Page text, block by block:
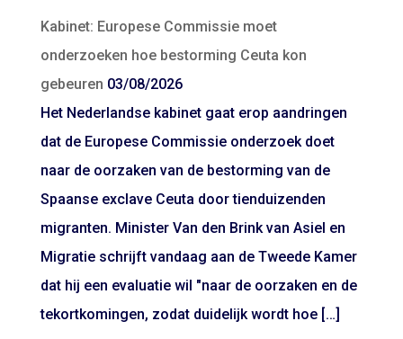
Kabinet: Europese Commissie moet
onderzoeken hoe bestorming Ceuta kon
gebeuren 03/08/2026
Het Nederlandse kabinet gaat erop aandringen
dat de Europese Commissie onderzoek doet
naar de oorzaken van de bestorming van de
Spaanse exclave Ceuta door tienduizenden
migranten. Minister Van den Brink van Asiel en
Migratie schrijft vandaag aan de Tweede Kamer
dat hij een evaluatie wil "naar de oorzaken en de
tekortkomingen, zodat duidelijk wordt hoe […]